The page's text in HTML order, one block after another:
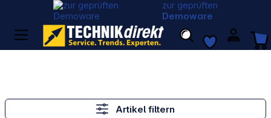
zur geprüften
Demoware
Artikel filtern